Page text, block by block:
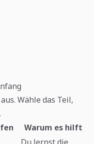
Wähle das Teil,
Warum es hilft